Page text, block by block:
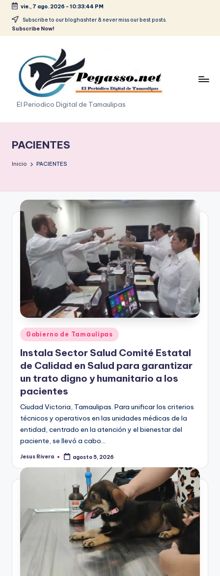
Saltar
vie., 7 ago. 2026 - 10:33:45 PM
Subscribe to our bloghashter & never miss our best posts.
Subscribe Now!
p
e
g
s
.
p
El Periodico Digital de Tamaulipas
PACIENTES
Inicio PACIENTES
Publicado
en
Gobierno de Tamaulipas
Instala Sector Salud Comité Estatal
de Calidad en Salud para garantizar
un trato digno y humanitario a los
pacientes
Ciudad Victoria, Tamaulipas. Para unificar los criterios
técnicos y operativos en las unidades médicas de la
entidad, centrado en la atención y el bienestar del
paciente, se llevó a cabo…
Publicado
Jesus Rivera agosto 5, 2026